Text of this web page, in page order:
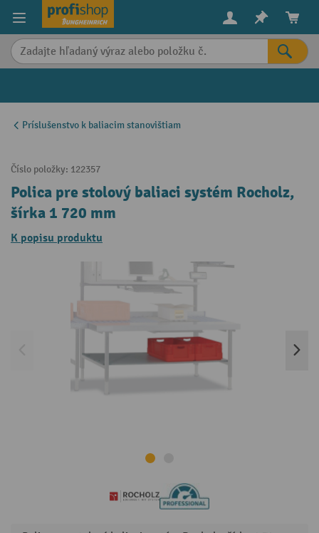
content
Príslušenstvo k baliacim stanovištiam
Číslo položky: 122357
Polica pre stolový baliaci systém Rocholz,
šírka 1 720 mm
K popisu produktu